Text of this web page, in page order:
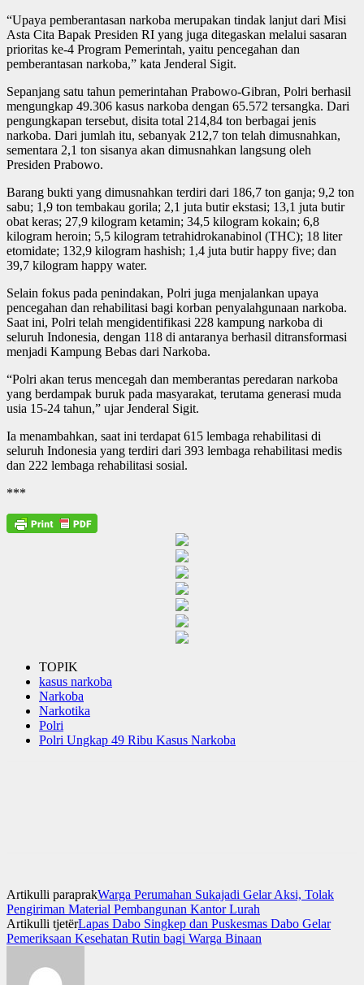
“Upaya pemberantasan narkoba merupakan tindak lanjut dari Misi
Asta Cita Bapak Presiden RI yang juga ditegaskan melalui sasaran
prioritas ke-4 Program Pemerintah, yaitu pencegahan dan
pemberantasan narkoba,” kata Jenderal Sigit.
Sepanjang satu tahun pemerintahan Prabowo-Gibran, Polri berhasil
mengungkap 49.306 kasus narkoba dengan 65.572 tersangka. Dari
pengungkapan tersebut, disita total 214,84 ton berbagai jenis
narkoba. Dari jumlah itu, sebanyak 212,7 ton telah dimusnahkan,
sementara 2,1 ton sisanya akan dimusnahkan langsung oleh
Presiden Prabowo.
Barang bukti yang dimusnahkan terdiri dari 186,7 ton ganja; 9,2 ton
sabu; 1,9 ton tembakau gorila; 2,1 juta butir ekstasi; 13,1 juta butir
obat keras; 27,9 kilogram ketamin; 34,5 kilogram kokain; 6,8
kilogram heroin; 5,5 kilogram tetrahidrokanabinol (THC); 18 liter
etomidate; 132,9 kilogram hashish; 1,4 juta butir happy five; dan
39,7 kilogram happy water.
Selain fokus pada penindakan, Polri juga menjalankan upaya
pencegahan dan rehabilitasi bagi korban penyalahgunaan narkoba.
Saat ini, Polri telah mengidentifikasi 228 kampung narkoba di
seluruh Indonesia, dengan 118 di antaranya berhasil ditransformasi
menjadi Kampung Bebas dari Narkoba.
“Polri akan terus mencegah dan memberantas peredaran narkoba
yang berdampak buruk pada masyarakat, terutama generasi muda
usia 15-24 tahun,” ujar Jenderal Sigit.
Ia menambahkan, saat ini terdapat 615 lembaga rehabilitasi di
seluruh Indonesia yang terdiri dari 393 lembaga rehabilitasi medis
dan 222 lembaga rehabilitasi sosial.
***
TOPIK
kasus narkoba
Narkoba
Narkotika
Polri
Polri Ungkap 49 Ribu Kasus Narkoba
Artikulli paraprakWarga Perumahan Sukajadi Gelar Aksi, Tolak
Pengiriman Material Pembangunan Kantor Lurah
Artikulli tjetërLapas Dabo Singkep dan Puskesmas Dabo Gelar
Pemeriksaan Kesehatan Rutin bagi Warga Binaan